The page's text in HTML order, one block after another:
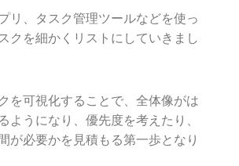
リ、タスク管理ツールなどを使っ
クを細かくリストにしていきまし
を可視化することで、全体像がは
ようになり、優先度を考えたり、
が必要かを見積もる第一歩となり